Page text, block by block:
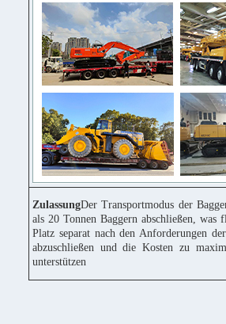
ZulassungDer Transportmodus der
als 20 Tonnen Baggern abschließen,
Platz separat nach den Anforderungen
abzuschließen und die Kosten zu
unterstützen